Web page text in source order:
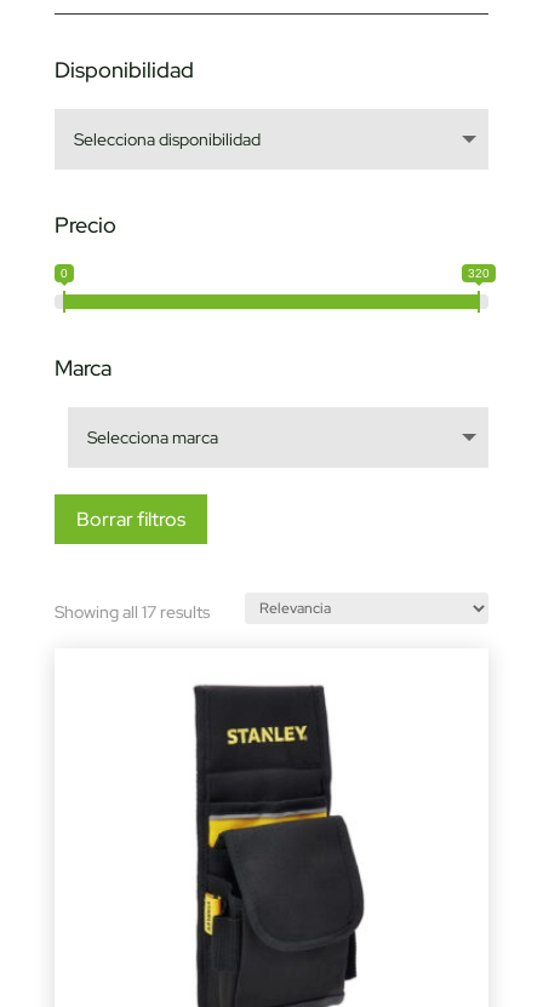
Disponibilidad
Precio
0 320
Marca
Borrar filtros
Showing all 17 resultsSorted
latest